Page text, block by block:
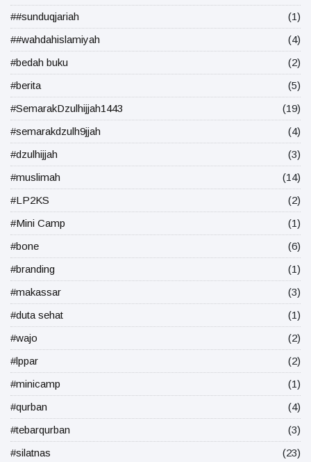
##sunduqjariah
(1)
##wahdahislamiyah
(4)
#bedah buku
(2)
#berita
(5)
#SemarakDzulhijjah1443
(19)
#semarakdzulh9jjah
(4)
#dzulhijjah
(3)
#muslimah
(14)
#LP2KS
(2)
#Mini Camp
(1)
#bone
(6)
#branding
(1)
#makassar
(3)
#duta sehat
(1)
#wajo
(2)
#lppar
(2)
#minicamp
(1)
#qurban
(4)
#tebarqurban
(3)
#silatnas
(23)